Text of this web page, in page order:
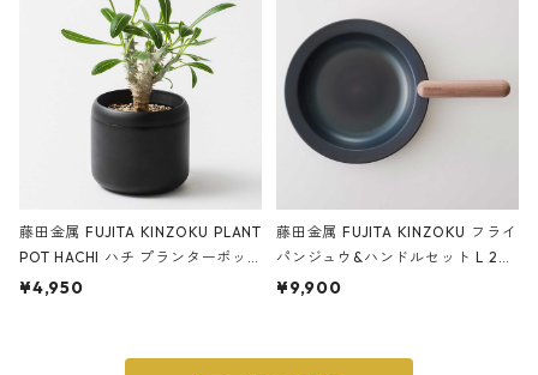
藤田金属 FUJITA KINZOKU PLANT
POT HACHI ハチ プランターポッ
ト 3号 ブラック
¥4,950
藤田金属 FUJITA KINZOKU フライ
パンジュウ&ハンドルセット L 24c
m ガス火・IH対応 鉄フライパン
¥9,900